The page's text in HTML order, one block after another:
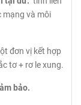
mạng và môi
đơn vị kết hợp
tơ + rơ le xung.
bảo.